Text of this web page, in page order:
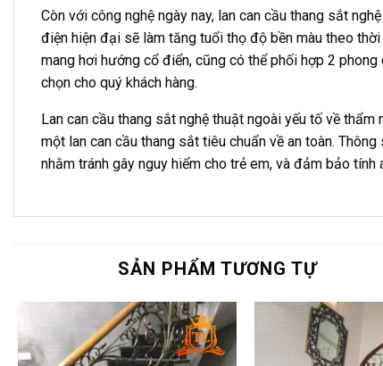
Còn với công nghệ ngày nay, lan can cầu thang sắt
điện hiện đại sẽ làm tăng tuổi thọ độ bền màu theo
mang hơi hướng cổ điển, cũng có thể phối hợp 2
chọn cho quý khách hàng.
Lan can cầu thang sắt nghệ thuật ngoài yếu tố về
một lan can cầu thang sắt tiêu chuẩn về an toàn.
nhằm tránh gây nguy hiểm cho trẻ em, và đảm bảo tính
SẢN PHẨM TƯƠNG TỰ